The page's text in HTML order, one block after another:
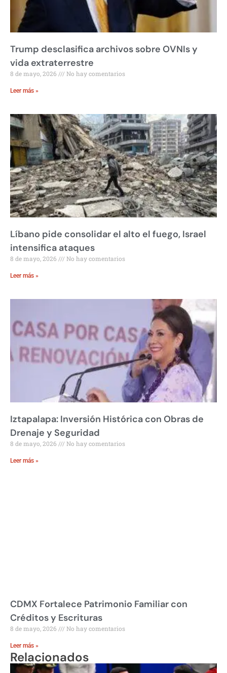
Trump desclasifica archivos sobre OVNIs y
vida extraterrestre
8 de mayo, 2026 No hay comentarios
Leer más »
Líbano pide consolidar el alto el fuego, Israel
intensifica ataques
8 de mayo, 2026 No hay comentarios
Leer más »
Iztapalapa: Inversión Histórica con Obras de
Drenaje y Seguridad
8 de mayo, 2026 No hay comentarios
Leer más »
CDMX Fortalece Patrimonio Familiar con
Créditos y Escrituras
8 de mayo, 2026 No hay comentarios
Leer más »
Relacionados